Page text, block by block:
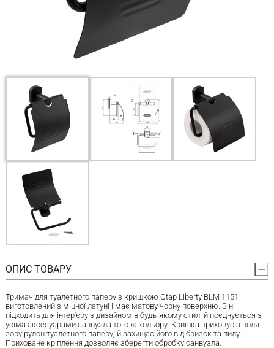
ОПИС ТОВАРУ
Тримач для туалетного паперу з кришкою Qtap Liberty BLM 1151
виготовлений з міцної латуні і має матову чорну поверхню. Він
підходить для інтер'єру з дизайном в будь-якому стилі й поєднується з
усіма аксесуарами санвузла того ж кольору. Кришка приховує з поля
зору рулон туалетного паперу, й захищає його від бризок та пилу.
Приховане кріплення дозволяє зберегти обробку санвузла.